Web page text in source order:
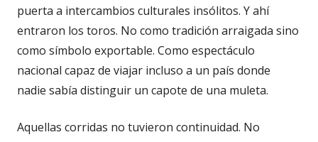
puerta a intercambios culturales insólitos. Y ahí
entraron los toros. No como tradición arraigada sino
como símbolo exportable. Como espectáculo
nacional capaz de viajar incluso a un país donde
nadie sabía distinguir un capote de una muleta.
Aquellas corridas no tuvieron continuidad. No